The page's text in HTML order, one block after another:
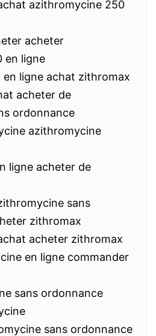
azithromycine 250
acheter
en ligne
ligne achat zithromax
acheter de
ordonnance
azithromycine
ligne acheter de
sans
zithromax
acheter zithromax
en ligne commander
sans ordonnance
sans ordonnance